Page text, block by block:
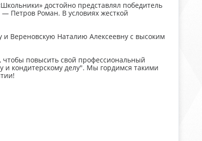
достойно представлял победитель
Петров Роман. В условиях жесткой
и Вереновскую Наталию Алексеевну с высоким
повысить свой профессиональный
кондитерскому делу". Мы гордимся такими